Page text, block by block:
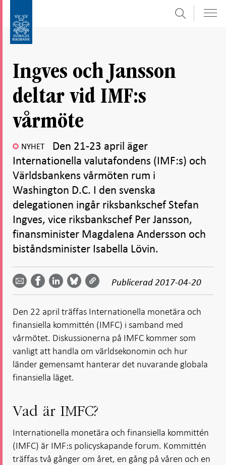
direkt
undersidor
Sök
Ingves och Jansson
deltar vid IMF:s
vårmöte
NYHET
Den 21-23 april äger
Internationella valutafondens (IMF:s) och
Världsbankens vårmöten rum i
Washington D.C. I den svenska
delegationen ingår riksbankschef Stefan
Ingves, vice riksbankschef Per Jansson,
finansminister Magdalena Andersson och
biståndsminister Isabella Lövin.
Dela
email -
Öppnas
i ny flik
Dela på
Facebook
- Öppnas
Dela på
LinkedIn
-
Öppnas
i ny flik
på
Bluesky
-
i ny flik
på
Twitter
-
i ny flik
Publicerad 2017-04-20
Den 22 april träffas Internationella monetära och
finansiella kommittén (IMFC) i samband med
vårmötet. Diskussionerna på IMFC kommer som
vanligt att handla om världsekonomin och hur
länder gemensamt hanterar det nuvarande globala
finansiella läget.
Vad är IMFC?
Internationella monetära och finansiella kommittén
(IMFC) är IMF:s policyskapande forum. Kommittén
träffas två gånger om året, en gång på våren och en